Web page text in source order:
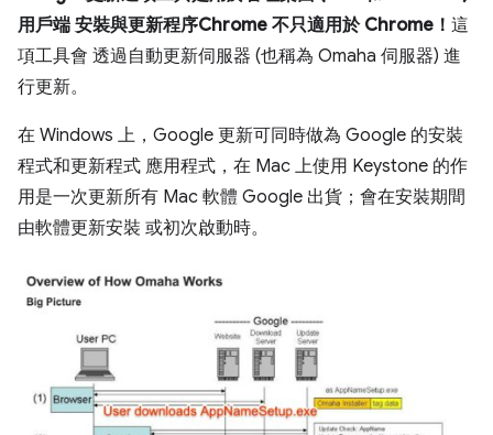
用戶端 安裝與更新程序Chrome 不只適用於 Chrome！ 這
項工具會 透過自動更新伺服器 (也稱為 Omaha 伺服器) 進
行更新。
在 Windows 上，Google 更新可同時做為 Google 的安裝
程式和更新程式 應用程式，在 Mac 上使用 Keystone 的作
用是一次更新所有 Mac 軟體 Google 出貨；會在安裝期間
由軟體更新安裝 或初次啟動時。